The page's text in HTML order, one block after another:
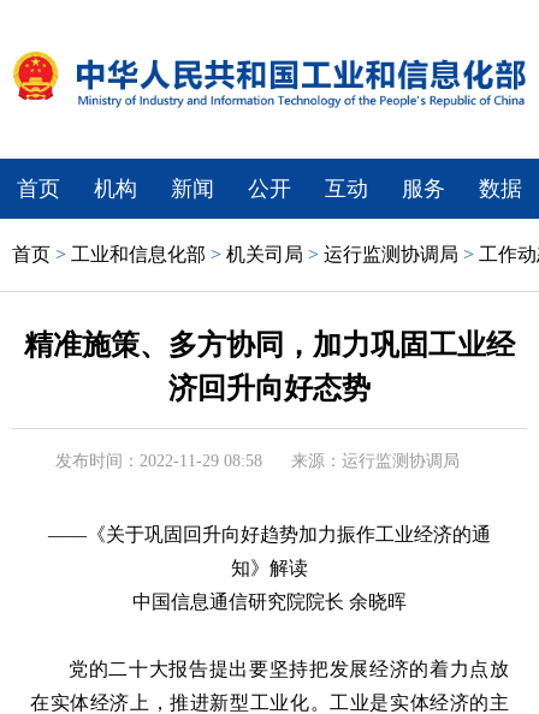
首页 机构 新闻 公开 互动 服务 数据
首页 > 工业和信息化部 > 机关司局 > 运行监测协调局 > 工作
精准施策、多方协同，加力巩固工业经
济回升向好态势
发布时间：2022-11-29 08:58 来源：运行监测协调局
——《关于巩固回升向好趋势加力振作工业经济的通
知》解读
中国信息通信研究院院长 余晓晖
党的二十大报告提出要坚持把发展经济的着力点放
在实体经济上，推进新型工业化。工业是实体经济的主